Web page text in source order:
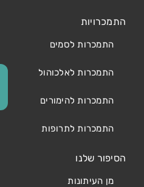
התמכרויות
התמכרות לסמים
התמכרות לאלכוהול
התמכרות להימורים
התמכרות לתרופות
הסיפור שלנו
מן העיתונות